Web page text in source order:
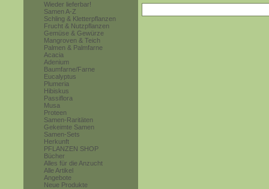
Wieder lieferbar!
Samen A-Z
Schling & Kletterpflanzen
Frucht & Nutzpflanzen
Gemüse & Gewürze
Mangroven & Teich
Palmen & Palmfarne
Acacia
Adenium
Baumfarne/Farne
Eucalyptus
Plumeria
Hibiskus
Passiflora
Musa
Proteen
Samen-Raritäten
Gekeimte Samen
Samen-Sets
Herkunft
PFLANZEN SHOP
Bücher
Alles für die Anzucht
Alle Artikel
Angebote
Neue Produkte